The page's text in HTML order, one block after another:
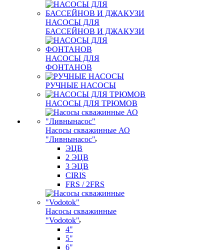
НАСОСЫ ДЛЯ
БАССЕЙНОВ И ДЖАКУЗИ
НАСОСЫ ДЛЯ
ФОНТАНОВ
РУЧНЫЕ НАСОСЫ
НАСОСЫ ДЛЯ ТРЮМОВ
Насосы скважинные АО
"Ливнынасос"
ЭЦВ
2 ЭЦВ
3 ЭЦВ
CIRIS
FRS / 2FRS
Насосы скважинные
"Vodotok"
4"
5"
6"